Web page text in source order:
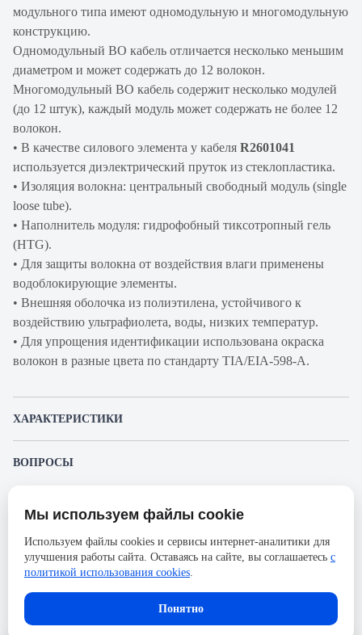
модульного типа имеют одномодульную и многомодульную
конструкцию.
Одномодульный ВО кабель отличается несколько меньшим
диаметром и может содержать до 12 волокон.
Многомодульный ВО кабель содержит несколько модулей
(до 12 штук), каждый модуль может содержать не более 12
волокон.
• В качестве силового элемента у кабеля R2601041
используется диэлектрический пруток из стеклопластика.
• Изоляция волокна: центральный свободный модуль (single
loose tube).
• Наполнитель модуля: гидрофобный тиксотропный гель
(HTG).
• Для защиты волокна от воздействия влаги применены
водоблокирующие элементы.
• Внешняя оболочка из полиэтилена, устойчивого к
воздействию ультрафиолета, воды, низких температур.
• Для упрощения идентификации использована окраска
волокон в разные цвета по стандарту TIA/EIA-598-A.
ХАРАКТЕРИСТИКИ
Производитель
Оболочка
Количество волокон кабеля
Тип прокладки кабеля
Универсальный
Бронирование
Диэлектрический
ВОПРОСЫ
Пожалуйста, авторизуйтесь, чтобы иметь
возможность оставлять вопросы.
Представленные изображения и характеристики могут отличаться от реального
без предварительного уведомления. Компания АйДистрибьют не несёт
ответственности в случае не соответствия текущей модели товаров фотографиям,
размещённым в карточке товара.
Мы используем файлы cookie
Используем файлы cookies и сервисы интернет-аналитики для
улучшения работы сайта. Оставаясь на сайте, вы соглашаетесь с
политикой использования cookies.
Понятно